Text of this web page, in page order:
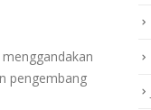
pengembang